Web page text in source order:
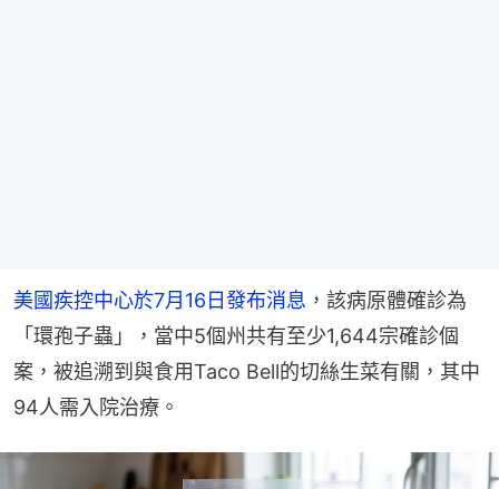
美國疾控中心於7月16日發布消息 ，該病原體確診為
「環孢子蟲」，當中5個州共有至少1,644宗確診個
案，被追溯到與食用Taco Bell的切絲生菜有關，其中
94人需入院治療。